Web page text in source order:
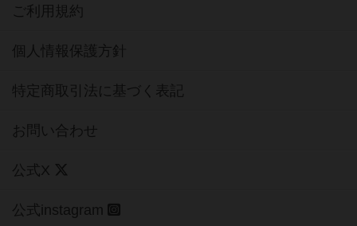
ご利用規約
個人情報保護方針
特定商取引法に基づく表記
お問い合わせ
公式X
公式instagram